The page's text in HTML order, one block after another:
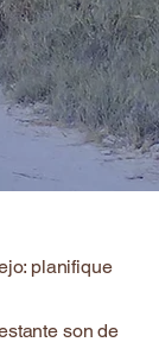
planifique
son de